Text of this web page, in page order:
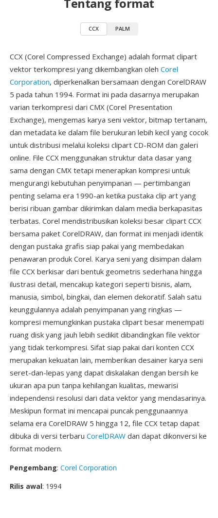
CCX PALM
CCX (Corel Compressed Exchange) adalah format clipart
vektor terkompresi yang dikembangkan oleh Corel
Corporation, diperkenalkan bersamaan dengan CorelDRAW
5 pada tahun 1994. Format ini pada dasarnya merupakan
varian terkompresi dari CMX (Corel Presentation
Exchange), mengemas karya seni vektor, bitmap tertanam,
dan metadata ke dalam file berukuran lebih kecil yang cocok
untuk distribusi melalui koleksi clipart CD-ROM dan galeri
online. File CCX menggunakan struktur data dasar yang
sama dengan CMX tetapi menerapkan kompresi untuk
mengurangi kebutuhan penyimpanan — pertimbangan
penting selama era 1990-an ketika pustaka clip art yang
berisi ribuan gambar dikirimkan dalam media berkapasitas
terbatas. Corel mendistribusikan koleksi besar clipart CCX
bersama paket CorelDRAW, dan format ini menjadi identik
dengan pustaka grafis siap pakai yang membedakan
penawaran produk Corel. Karya seni yang disimpan dalam
file CCX berkisar dari bentuk geometris sederhana hingga
ilustrasi detail, mencakup kategori seperti bisnis, alam,
manusia, simbol, bingkai, dan elemen dekoratif. Salah satu
keunggulannya adalah penyimpanan yang ringkas —
kompresi memungkinkan pustaka clipart besar menempati
ruang disk yang jauh lebih sedikit dibandingkan file vektor
yang tidak terkompresi. Sifat siap pakai dari konten CCX
merupakan kekuatan lain, memberikan desainer karya seni
seret-dan-lepas yang dapat diskalakan dengan bersih ke
ukuran apa pun tanpa kehilangan kualitas, mewarisi
independensi resolusi dari data vektor yang mendasarinya.
Meskipun format ini mencapai puncak penggunaannya
selama era CorelDRAW 5 hingga 12, file CCX tetap dapat
dibuka di versi terbaru CorelDRAW dan dapat dikonversi ke
format modern.
Pengembang: Corel Corporation
Rilis awal: 1994